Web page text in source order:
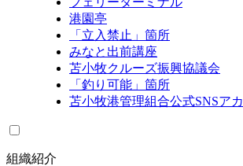
港園亭
「立入禁止」箇所
みなと出前講座
苫小牧クルーズ振興協議会
「釣り可能」箇所
苫小牧港管理組合公式SNSア
組織紹介